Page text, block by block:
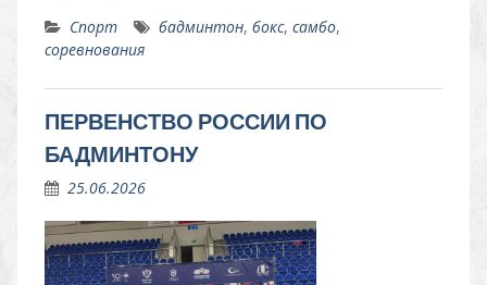
Спорт бадминтон, бокс, самбо,
соревнования
ПЕРВЕНСТВО РОССИИ ПО
БАДМИНТОНУ
25.06.2026